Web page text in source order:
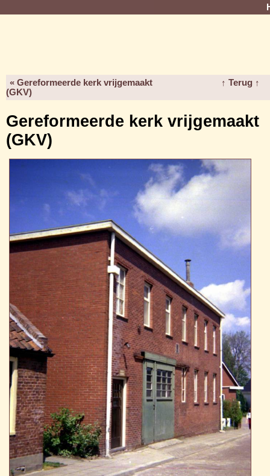
« Gereformeerde kerk vrijgemaakt
(GKV)
↑ Terug ↑
Gereformeerde kerk vrijgemaakt
(GKV)